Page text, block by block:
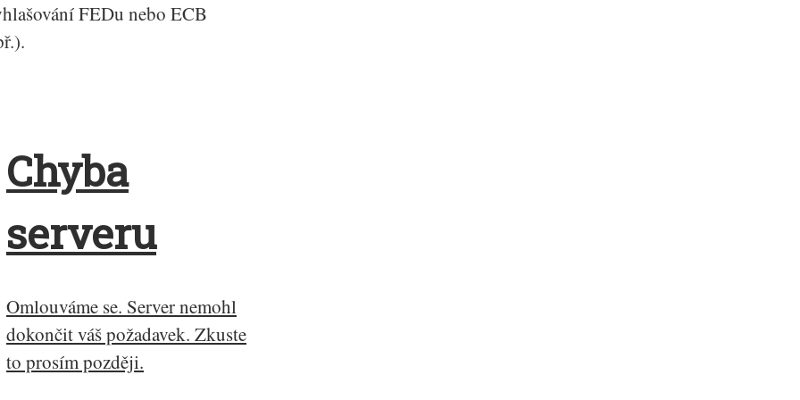
FEDu nebo ECB
Chyba
serveru
Omlouváme se. Server nemohl
dokončit váš požadavek. Zkuste
to prosím později.